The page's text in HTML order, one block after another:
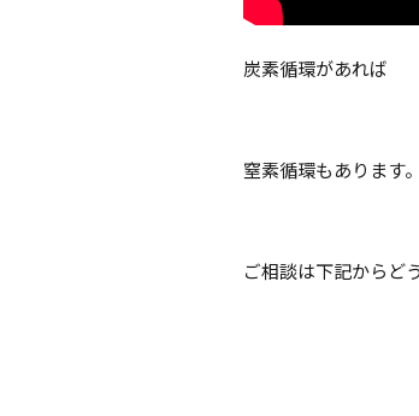
炭素循環があれば
窒素循環もあります。
ご相談は下記からど